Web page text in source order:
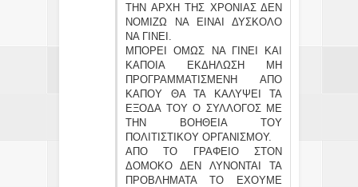
ΤΗΝ ΑΡΧΗ ΤΗΣ ΧΡΟΝΙΑΣ ΔΕΝ
ΝΟΜΙΖΩ ΝΑ ΕΙΝΑΙ ΔΥΣΚΟΛΟ
ΝΑ ΓΙΝΕΙ.
ΜΠΟΡΕΙ ΟΜΩΣ ΝΑ ΓΙΝΕΙ ΚΑΙ
ΚΑΠΟΙΑ ΕΚΔΗΛΩΣΗ ΜΗ
ΠΡΟΓΡΑΜΜΑΤΙΣΜΕΝΗ ΑΠΟ
ΚΑΠΟΥ ΘΑ ΤΑ ΚΑΛΥΨΕΙ ΤΑ
ΕΞΟΔΑ ΤΟΥ Ο ΣΥΛΛΟΓΟΣ ΜΕ
ΤΗΝ ΒΟΗΘΕΙΑ ΤΟΥ
ΠΟΛΙΤΙΣΤΙΚΟΥ ΟΡΓΑΝΙΣΜΟΥ.
ΑΠΟ ΤΟ ΓΡΑΦΕΙΟ ΣΤΟΝ
ΔΟΜΟΚΟ ΔΕΝ ΛΥΝΟΝΤΑΙ ΤΑ
ΠΡΟΒΛΗΜΑΤΑ ΤΟ ΕΧΟΥΜΕ